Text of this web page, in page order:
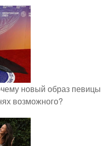
новый образ певицы
возможного?